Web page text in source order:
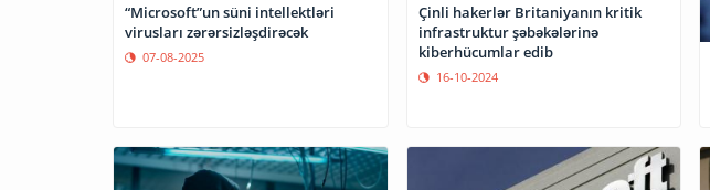
“Microsoft”un süni intellektləri
virusları zərərsizləşdirəcək
07-08-2025
Çinli hakerlər Britaniyanın kritik
infrastruktur şəbəkələrinə
kiberhücumlar edib
16-10-2024